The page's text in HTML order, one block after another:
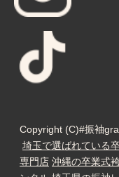
Copyright (C)#振袖
埼玉で選ばれている
専門店 沖縄の卒業式